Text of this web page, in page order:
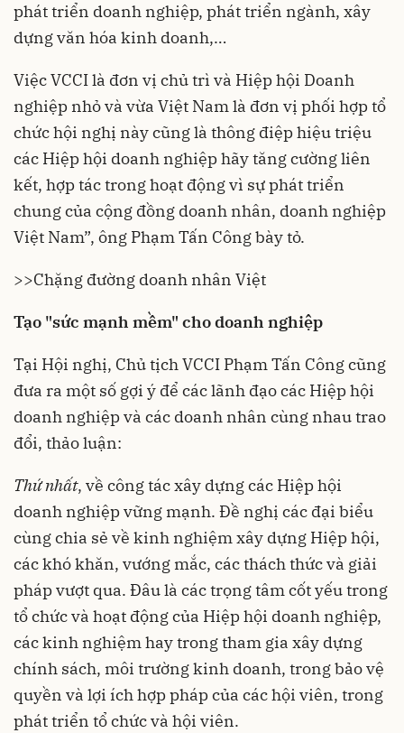
phát triển doanh nghiệp, phát triển ngành, xây
dựng văn hóa kinh doanh,…
Việc VCCI là đơn vị chủ trì và Hiệp hội Doanh
nghiệp nhỏ và vừa Việt Nam là đơn vị phối hợp tổ
chức hội nghị này cũng là thông điệp hiệu triệu
các Hiệp hội doanh nghiệp hãy tăng cường liên
kết, hợp tác trong hoạt động vì sự phát triển
chung của cộng đồng doanh nhân, doanh nghiệp
Việt Nam”, ông Phạm Tấn Công bày tỏ.
>>Chặng đường doanh nhân Việt
Tạo "sức mạnh mềm" cho doanh nghiệp
Tại Hội nghị, Chủ tịch VCCI Phạm Tấn Công cũng
đưa ra một số gợi ý để các lãnh đạo các Hiệp hội
doanh nghiệp và các doanh nhân cùng nhau trao
đổi, thảo luận:
Thứ nhất, về công tác xây dựng các Hiệp hội
doanh nghiệp vững mạnh. Đề nghị các đại biểu
cùng chia sẻ về kinh nghiệm xây dựng Hiệp hội,
các khó khăn, vướng mắc, các thách thức và giải
pháp vượt qua. Đâu là các trọng tâm cốt yếu trong
tổ chức và hoạt động của Hiệp hội doanh nghiệp,
các kinh nghiệm hay trong tham gia xây dựng
chính sách, môi trường kinh doanh, trong bảo vệ
quyền và lợi ích hợp pháp của các hội viên, trong
phát triển tổ chức và hội viên.